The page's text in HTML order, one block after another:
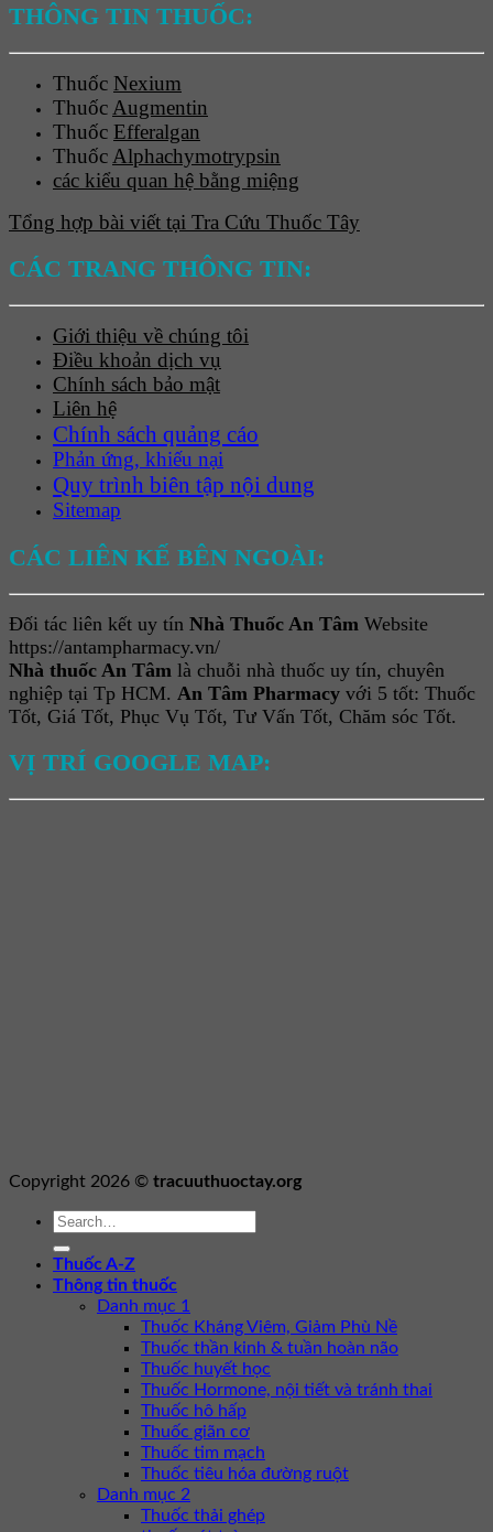
THÔNG TIN THUỐC:
Thuốc Nexium
Thuốc Augmentin
Thuốc Efferalgan
Thuốc Alphachymotrypsin
các kiểu quan hệ bằng miệng
Tổng hợp bài viết tại Tra Cứu Thuốc Tây
CÁC TRANG THÔNG TIN:
Giới thiệu về chúng tôi
Điều khoản dịch vụ
Chính sách bảo mật
Liên hệ
Chính sách quảng cáo
Phản ứng, khiếu nại
Quy trình biên tập nội dung
Sitemap
CÁC LIÊN KẾ BÊN NGOÀI:
Đối tác liên kết uy tín Nhà Thuốc An Tâm Website
https://antampharmacy.vn/
Nhà thuốc An Tâm là chuỗi nhà thuốc uy tín, chuyên
nghiệp tại Tp HCM. An Tâm Pharmacy với 5 tốt: Thuốc
Tốt, Giá Tốt, Phục Vụ Tốt, Tư Vấn Tốt, Chăm sóc Tốt.
VỊ TRÍ GOOGLE MAP:
Copyright 2026 © tracuuthuoctay.org
Thuốc A-Z
Thông tin thuốc
Danh mục 1
Thuốc Kháng Viêm, Giảm Phù Nề
Thuốc thần kinh & tuần hoàn não
Thuốc huyết học
Thuốc Hormone, nội tiết và tránh thai
Thuốc hô hấp
Thuốc giãn cơ
Thuốc tim mạch
Thuốc tiêu hóa đường ruột
Danh mục 2
Thuốc thải ghép